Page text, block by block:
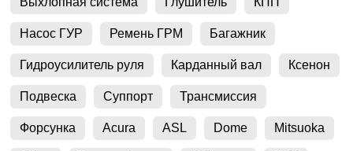
Насос ГУР Ремень ГРМ Багажник
Гидроусилитель руля Карданный вал Ксенон
Подвеска Суппорт Трансмиссия
Форсунка Acura ASL Dome Mitsuoka